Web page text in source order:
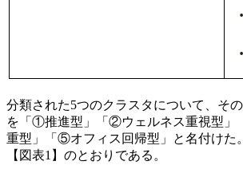
分類された5つのクラスタについて、そ
を「①推進型」「②ウェルネス重視型
重型」「⑤オフィス回帰型」と名付けた
【図表1】のとおりである。